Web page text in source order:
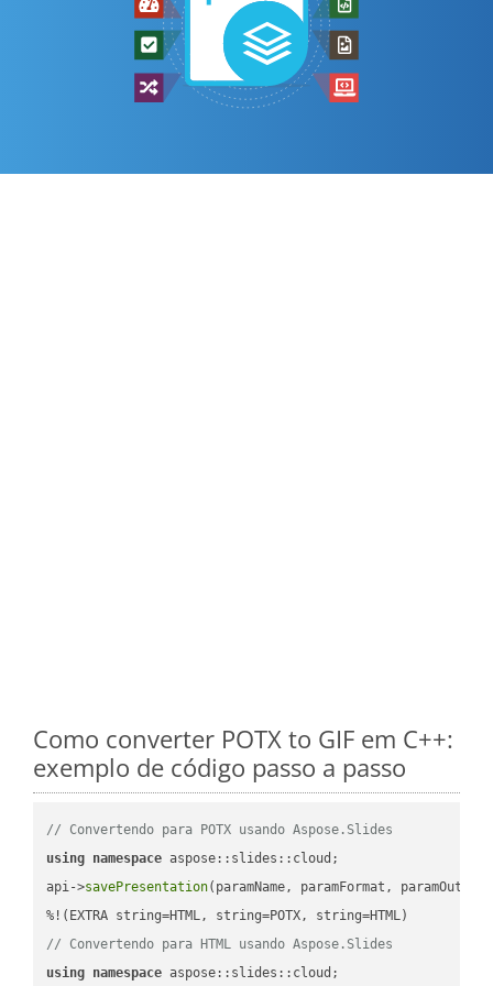
Como converter POTX to GIF em C++:
exemplo de código passo a passo
// Convertendo para POTX usando Aspose.Slides
using namespace aspose::slides::cloud;
api->savePresentation(paramName, paramFormat,
// Convertendo para HTML usando Aspose.Slides
using namespace aspose::slides::cloud;